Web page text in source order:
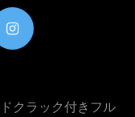
クラック付きフル